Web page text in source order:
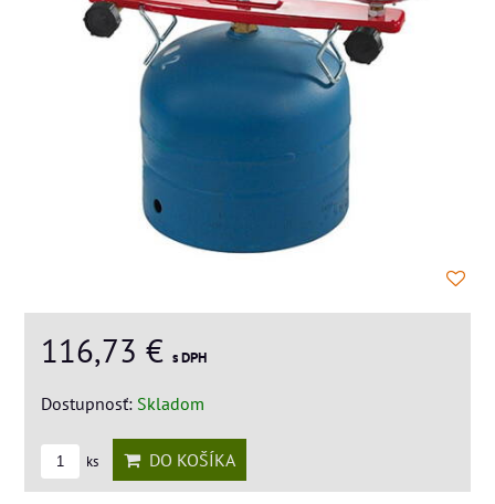
116,73 € s DPH
Dostupnosť: Skladom
ks DO KOŠÍKA